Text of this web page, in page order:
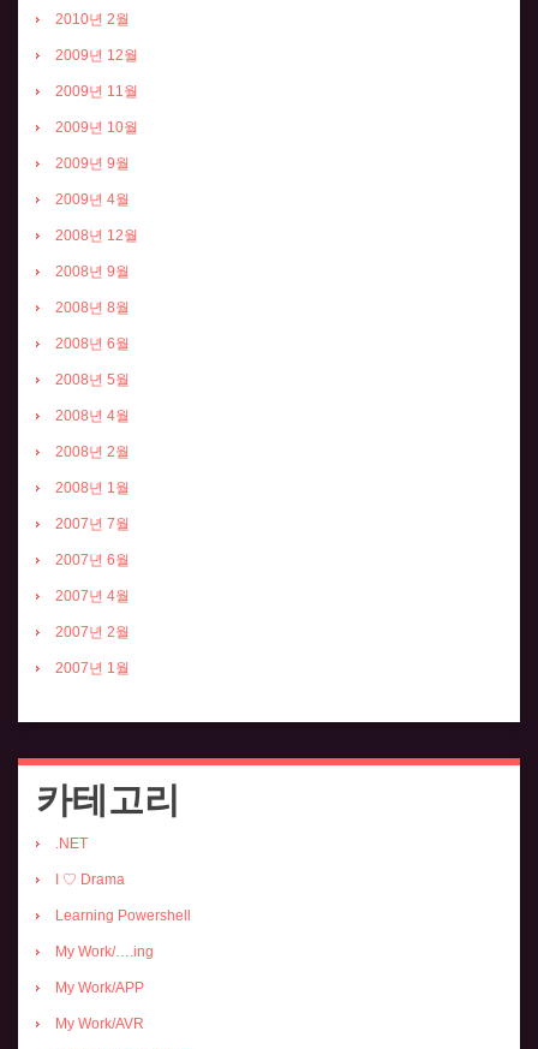
2010년 2월
2009년 12월
2009년 11월
2009년 10월
2009년 9월
2009년 4월
2008년 12월
2008년 9월
2008년 8월
2008년 6월
2008년 5월
2008년 4월
2008년 2월
2008년 1월
2007년 7월
2007년 6월
2007년 4월
2007년 2월
2007년 1월
카테고리
.NET
I ♡ Drama
Learning Powershell
My Work/….ing
My Work/APP
My Work/AVR